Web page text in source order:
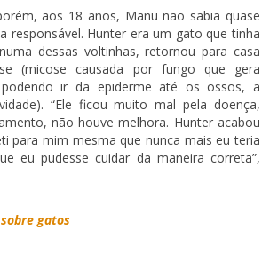
aos 18 anos, Manu não sabia quase
responsável. Hunter era um gato que tinha
dessas voltinhas, retornou para casa
(micose causada por fungo que gera
ir da epiderme até os ossos, a
“Ele ficou muito mal pela doença,
não houve melhora. Hunter acabou
para mim mesma que nunca mais eu teria
eu pudesse cuidar da maneira correta”,
gatos